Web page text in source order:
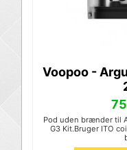
Voopoo -
Pod uden brænder til
G3 Kit.Bruger ITO